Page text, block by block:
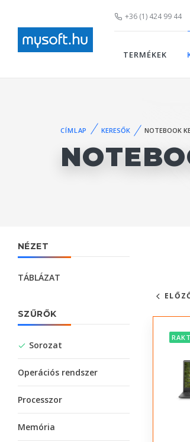
+36 (1) 424 99 44
TERMÉKEK
CÍMLAP KERESŐK NOTEBOOK
NÉZET
TÁBLÁZAT
SZŰRŐK
Sorozat
Operációs rendszer
Processzor
Memória